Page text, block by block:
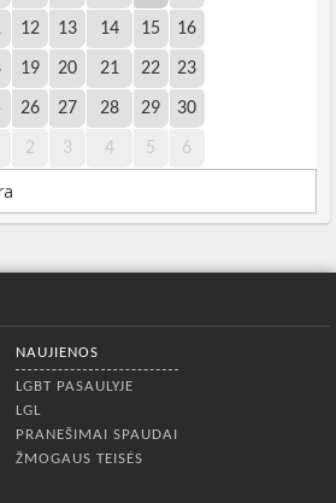
12 13 14 15 16
19 20 21 22 23
26 27 28 29 30
2 3 4 5 6
NAUJIENOS
LGBT PASAULYJE
LGL
PRANEŠIMAI SPAUDAI
ŽMOGAUS TEISĖS